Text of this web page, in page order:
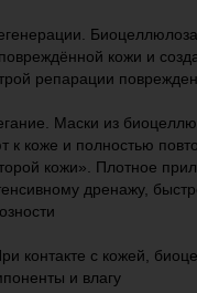
кожи и
репарации
Маски из
к коже и полностью
кожи». Плотное
дренажу,
контакте с кожей,
и влагу